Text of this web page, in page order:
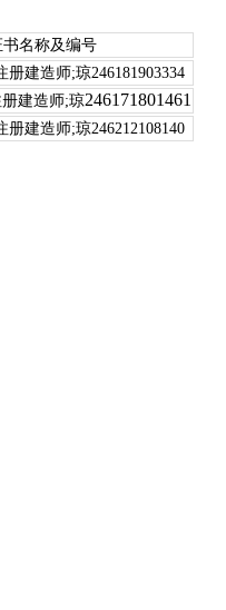
名称及编号
建造师;琼246181903334
建造师;琼246171801461
建造师;琼246212108140